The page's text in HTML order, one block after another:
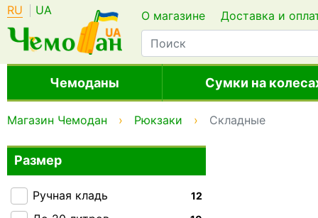
RU UA О магазине Доставка и
Чемоданы Сумки на
Магазин Чемодан Рюкзаки Складные
Размер
12
Ручная кладь